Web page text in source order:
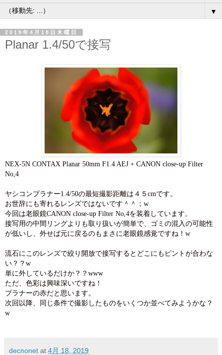
▼
2019年4月18日木曜日
Planar 1.4/50で接写
NEX-5N CONTAX Planar 50mm F1.4 AEJ + CANON close-up Filter
No,4
ヤシコンプラナー1.4/50の最短撮影距離は４５cmです。
お世辞にも寄れるレンズではないです＾＾；w
今回は老眼鏡CANON close-up Filter No,4を装着しています。
接写用の中間リングよりも取り扱いが簡単で、ゴミの混入の可能性
が低いし、外せば元に戻るのもまさに老眼鏡感覚ですね！w
流石にこのレンズで絞り開放で接写するとどこにもピントが合わな
い？？w
単に外しているだけか？？www
ただ、色彩は興味深いですね！
プラナーの赤だと思います。
次回以降、同じ条件で撮影したものをいくつか並べてみようかな？
w
decnonet at 4月 18, 2019